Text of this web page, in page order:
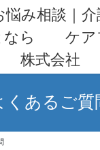
悩み相談｜介
なら ケア
株式会社
くあるご質